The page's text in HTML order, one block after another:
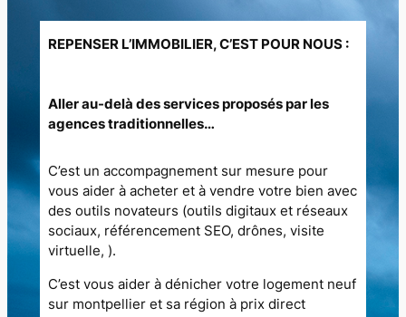
REPENSER L’IMMOBILIER, C’EST POUR NOUS :
Aller au-delà des services proposés par les
agences traditionnelles…
C’est un accompagnement sur mesure pour
vous aider à acheter et à vendre votre bien avec
des outils novateurs (outils digitaux et réseaux
sociaux, référencement SEO, drônes, visite
virtuelle, ).
C’est vous aider à dénicher votre logement neuf
sur montpellier et sa région à prix direct